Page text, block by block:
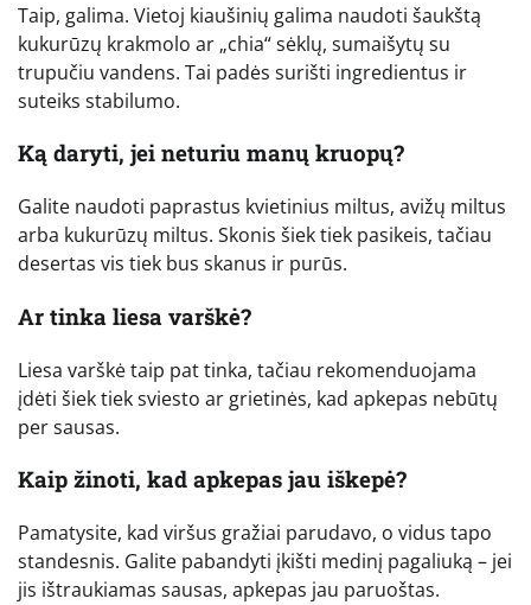
Taip, galima. Vietoj kiaušinių galima naudoti šaukštą
kukurūzų krakmolo ar „chia“ sėklų, sumaišytų su
trupučiu vandens. Tai padės surišti ingredientus ir
suteiks stabilumo.
Ką daryti, jei neturiu manų kruopų?
Galite naudoti paprastus kvietinius miltus, avižų miltus
arba kukurūzų miltus. Skonis šiek tiek pasikeis, tačiau
desertas vis tiek bus skanus ir purūs.
Ar tinka liesa varškė?
Liesa varškė taip pat tinka, tačiau rekomenduojama
įdėti šiek tiek sviesto ar grietinės, kad apkepas nebūtų
per sausas.
Kaip žinoti, kad apkepas jau iškepė?
Pamatysite, kad viršus gražiai parudavo, o vidus tapo
standesnis. Galite pabandyti įkišti medinį pagaliuką – jei
jis ištraukiamas sausas, apkepas jau paruoštas.